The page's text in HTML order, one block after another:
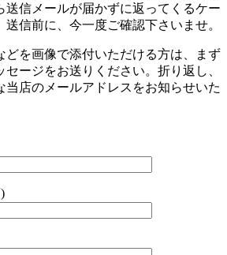
送信メールが届かずに返ってくるケー
信前に、今一度ご確認下さいませ。
を画像で添付いただける方は、まず
ージをお送りください。折り返し、
当店のメールアドレスをお知らせいた